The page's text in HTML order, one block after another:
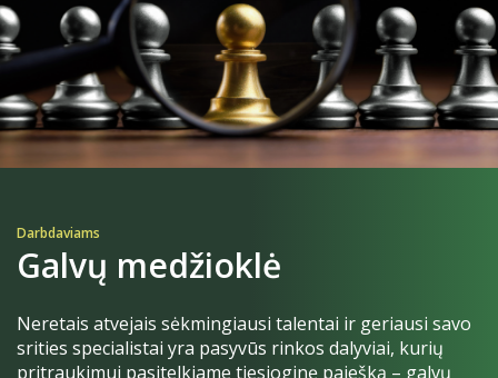
Darbdaviams
Galvų medžioklė
Neretais atvejais sėkmingiausi talentai ir geriausi savo
srities specialistai yra pasyvūs rinkos dalyviai, kurių
pritraukimui pasitelkiame tiesioginę paiešką – galvų